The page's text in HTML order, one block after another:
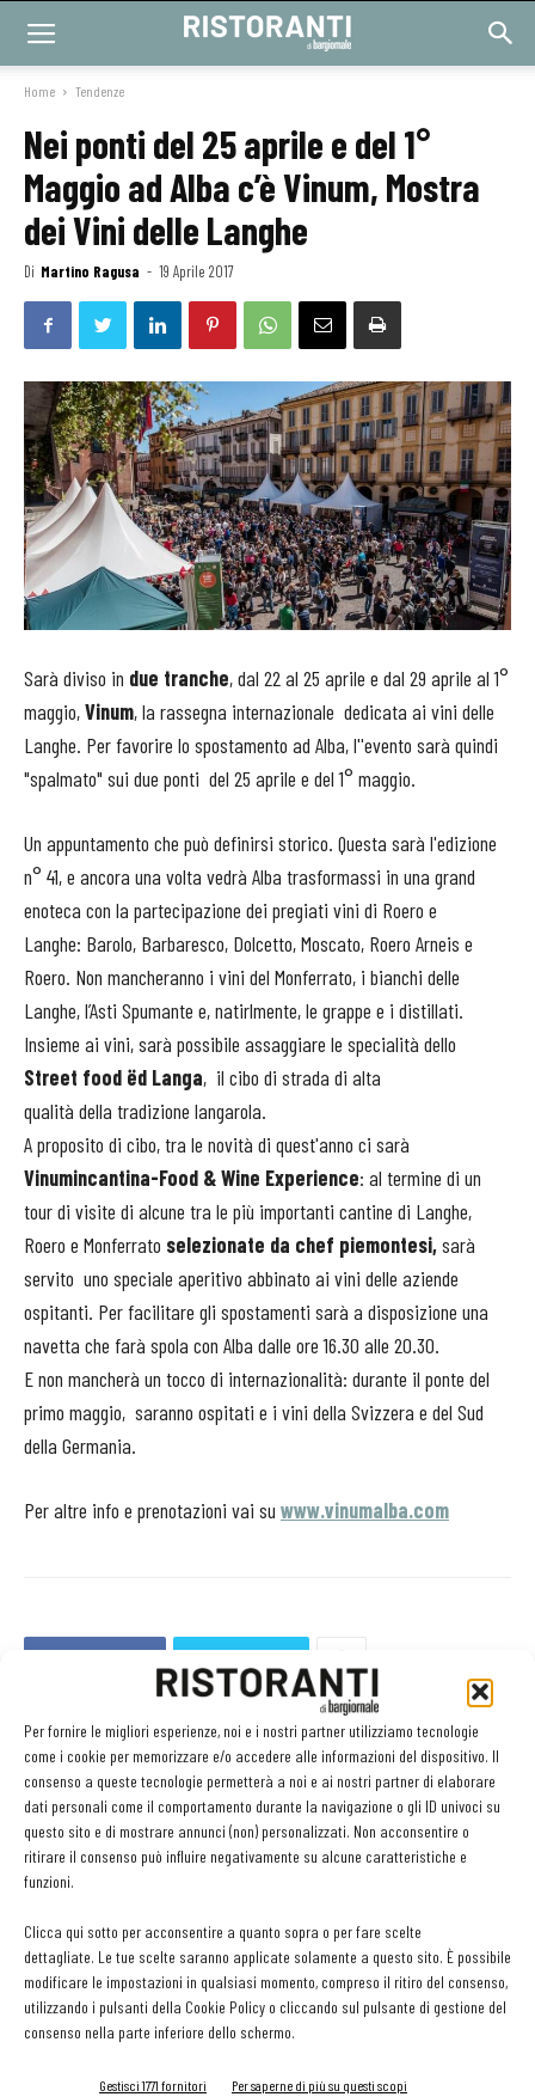
Per fornire le migliori esperienze, noi e i nostri partner utilizziamo tecnologie
come i cookie per memorizzare e/o accedere alle informazioni del dispositivo. Il
consenso a queste tecnologie permetterà a noi e ai nostri partner di elaborare
dati personali come il comportamento durante la navigazione o gli ID univoci su
questo sito e di mostrare annunci (non) personalizzati. Non acconsentire o
ritirare il consenso può influire negativamente su alcune caratteristiche e
funzioni.
Clicca qui sotto per acconsentire a quanto sopra o per fare scelte
dettagliate. Le tue scelte saranno applicate solamente a questo sito. È possibile
modificare le impostazioni in qualsiasi momento, compreso il ritiro del consenso,
utilizzando i pulsanti della Cookie Policy o cliccando sul pulsante di gestione del
consenso nella parte inferiore dello schermo.
Gestisci 1771 fornitori Per saperne di più su questi scopi
Home Tendenze
Nei ponti del 25 aprile e del 1°
Maggio ad Alba c’è Vinum, Mostra
dei Vini delle Langhe
Di Martino Ragusa - 19 Aprile 2017
Sarà diviso in due tranche, dal 22 al 25 aprile e dal 29 aprile al 1°
maggio,Vinum, la rassegna internazionale dedicata ai vini delle
Langhe. Per favorire lo spostamento ad Alba, l''evento sarà quindi
"spalmato" sui due ponti del 25 aprile e del 1° maggio.
Un appuntamento che può definirsi storico. Questa sarà l'edizione
n° 41, e ancora una volta vedrà Alba trasformassi in una grand
enoteca con la partecipazione dei pregiati vini di Roero e
Langhe: Barolo, Barbaresco, Dolcetto, Moscato, Roero Arneis e
Roero. Non mancheranno i vini del Monferrato, i bianchi delle
Langhe, l’Asti Spumante e, natirlmente, le grappe e i distillati.
Insieme ai vini, sarà possibile assaggiare le specialità dello
Street food ëd Langa, il cibo di strada di alta
qualità della tradizione langarola.
A proposito di cibo, tra le novità di quest'anno ci sarà
Vinumincantina-Food & Wi­ne Experience: al termine di un
tour di visite di alcune tra le più importanti cantine di Langhe,
Roero e Monferrato selezionate da chef piemontesi,sarà
servito uno speciale aperitivo abbinato ai vini delle aziende
ospitanti. Per facilitare gli spostamenti sarà a disposizione una
navetta che farà spola con Alba dalle ore 16.30 alle 20.30.
E non mancherà un tocco di internazionalità: durante il ponte del
primo maggio, saranno ospitati e i vini della Svizzera e del Sud
della Germania.
Per altre info e prenotazioni vai su www.vinumalba.com
LEGGI ANCHE
Ampliare l’attività del ristorante al catering? Sì, ma la
scelta giusta è puntare sul premium
Aperti per ferie. Buoni indirizzi da Nord a Sud per
godersi le vacanze (o da scorprire se si è in
vacanza)
Sogemi rafforza i servizi per la ristorazione: orario